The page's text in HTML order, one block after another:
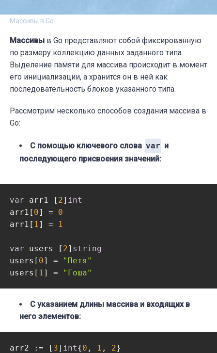
Массивы в Go
Массивы в Go представляют собой фиксированную
по размеру коллекцию данных заданного типа.
Выделение памяти для массива происходит в момент
его инициализации, а хранится он в ней как
последовательность блоков указанного типа.
Рассмотрим несколько способов создания массива в
Go:
С помощью ключевого слова var и
последующего присвоения значений:
var arr1 [ 2] int
arr1[ 0] = 0
arr1[ 1] = 1
var users [ 2] string
users[ 0] =
"Петя"
users[ 1] = "Гоша"
С указанием длины массива и входящих в
него элементов:
arr2 := [ 3] int{0 , 1 , 2